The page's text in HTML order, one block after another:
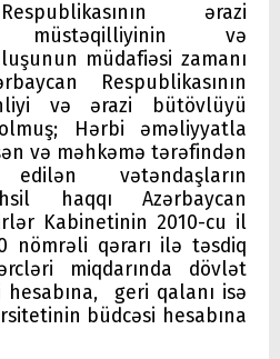
ərazi
müstəqilliyinin və
müdafiəsi zamanı
Respublikasının
və ərazi bütövlüyü
Hərbi əməliyyatla
və məhkəmə tərəfindən
vətəndaşların
haqqı Azərbaycan
Kabinetinin 2010-cu il
nömrəli qərarı ilə təsdiq
miqdarında dövlət
hesabına, geri qalanı isə
büdcəsi hesabına